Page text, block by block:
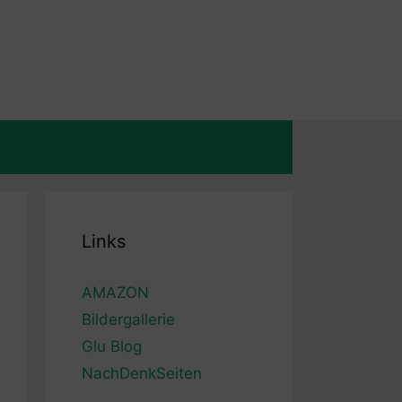
Links
AMAZON
Bildergallerie
Glu Blog
NachDenkSeiten